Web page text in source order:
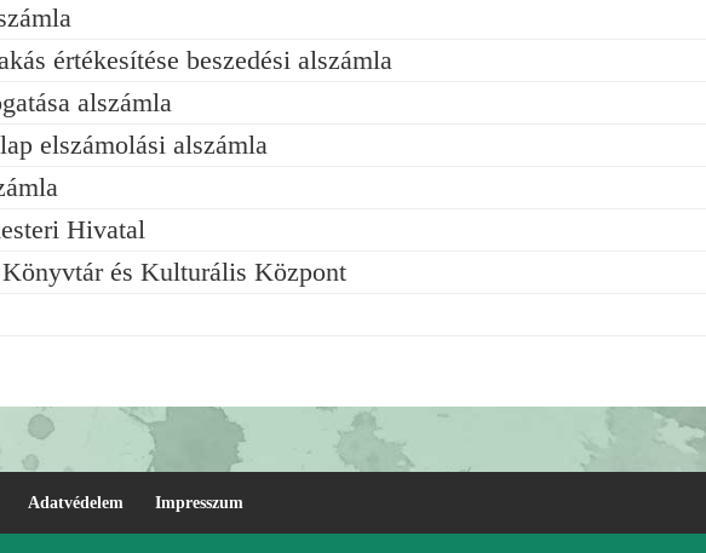
értékesítése beszedési alszámla
alszámla
elszámolási alszámla
Hivatal
és Kulturális Központ
Adatvédelem Impresszum